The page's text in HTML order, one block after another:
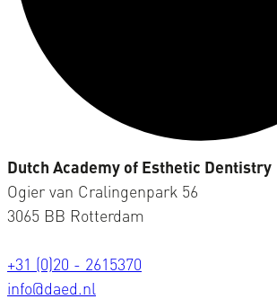
Dutch Academy of Esthetic Dentistry
Ogier van Cralingenpark 56
3065 BB Rotterdam
+31 (0)20 - 2615370
info@daed.nl